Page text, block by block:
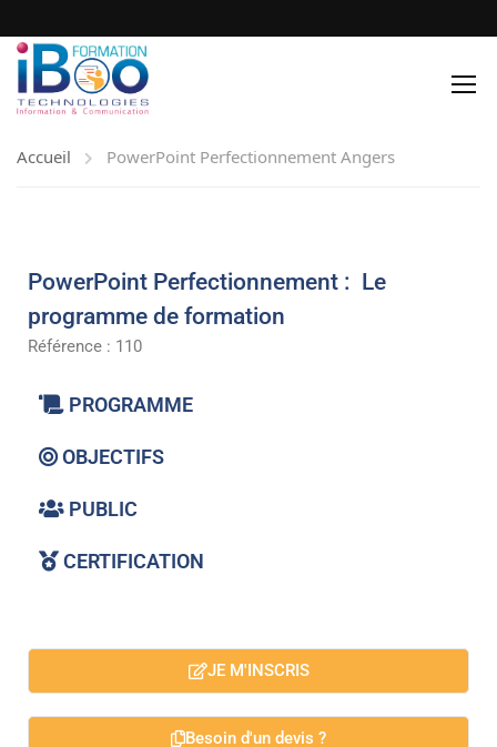
Accueil PowerPoint Perfectionnement Angers
PowerPoint Perfectionnement : Le
programme de formation
Référence : 110
PROGRAMME
OBJECTIFS
PUBLIC
CERTIFICATION
JE M'INSCRIS
Besoin d'un devis ?